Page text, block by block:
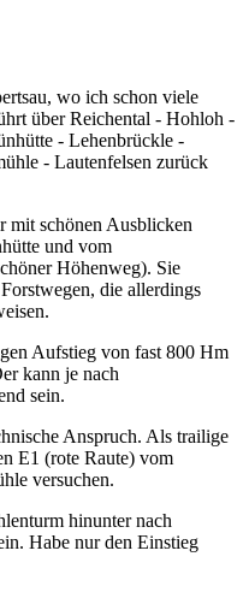
wo ich schon viele
über Reichental - Hohloh -
- Lehenbrückle -
- Lautenfelsen zurück
mit schönen Ausblicken
und vom
Höhenweg). Sie
die allerdings
Aufstieg von fast 800 Hm
kann je nach
sein.
Anspruch. Als trailige
E1 (rote Raute) vom
versuchen.
hinunter nach
Habe nur den Einstieg